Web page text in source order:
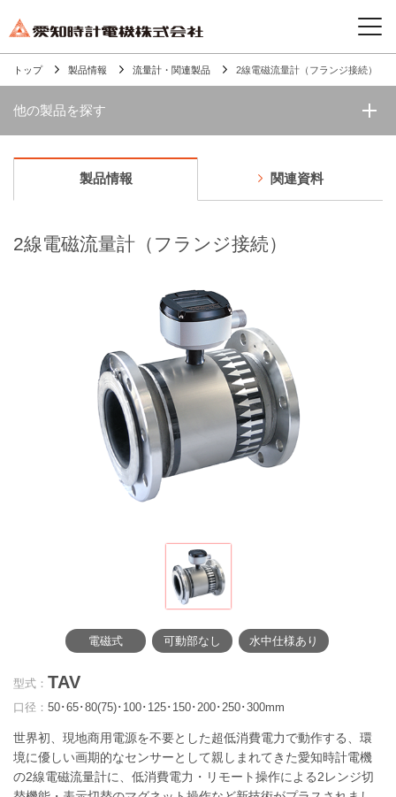
トップ 製品情報 流量計・関連製品 2線電磁流量計（フランジ接続）
他の製品を探す
製品情報 関連資料
2線電磁流量計（フランジ接続）
電磁式 可動部なし 水中仕様あり
型式： TAV
口径： 50･65･80(75)･100･125･150･200･250･300mm
世界初、現地商用電源を不要とした超低消費電力で動作する、環
境に優しい画期的なセンサーとして親しまれてきた愛知時計電機
の2線電磁流量計に、低消費電力・リモート操作による2レンジ切